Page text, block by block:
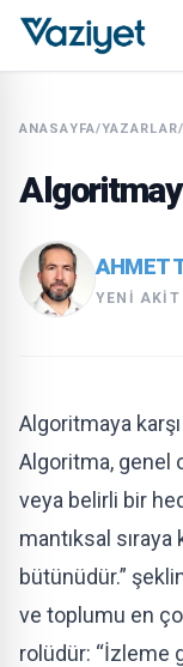
ANASAYFA/YAZARLAR/
AHMET
YENI AKIT
Algoritmaya
Algoritma, genel
veya belirli bir
mantıksal
bütünüdür.”
ve toplumu en
rolüdür: “İzleme